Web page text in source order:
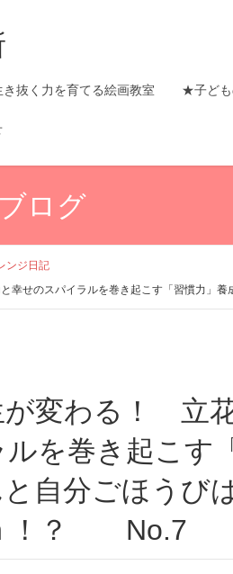
抜く力を育てる絵画教室 ★子ども
ログ
ンジ日記
幸せのスパイラルを巻き起こす「習慣力
を巻き起こす
自分ごほうび
！？ No.7